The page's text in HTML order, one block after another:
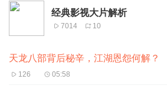
经典影视大片解析
7014 10
天龙八部背后秘辛，江湖恩怨何解？
126 05:58